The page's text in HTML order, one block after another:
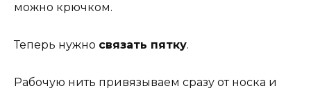
можно крючком.
Теперь нужно связать пятку.
Рабочую нить привязываем сразу от носка и